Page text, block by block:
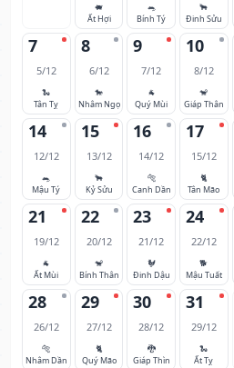
🐖
Ất Hợi
🐀
Bính Tý
🐂
Đinh Sửu
7
5/12
🐍
Tân Tỵ
8
6/12
🐎
Nhâm Ngọ
9
7/12
🐐
Quý Mùi
10
8/12
🐒
Giáp Thân
14
12/12
🐀
Mậu Tý
15
13/12
🐂
Kỷ Sửu
16
14/12
🐅
Canh Dần
17
15/12
🐈
Tân Mão
21
19/12
🐐
Ất Mùi
22
20/12
🐒
Bính Thân
23
21/12
🐓
Đinh Dậu
24
22/12
🐕
Mậu Tuất
28
26/12
🐅
Nhâm Dần
29
27/12
🐈
Quý Mão
30
28/12
🐉
Giáp Thìn
31
29/12
🐍
Ất Tỵ